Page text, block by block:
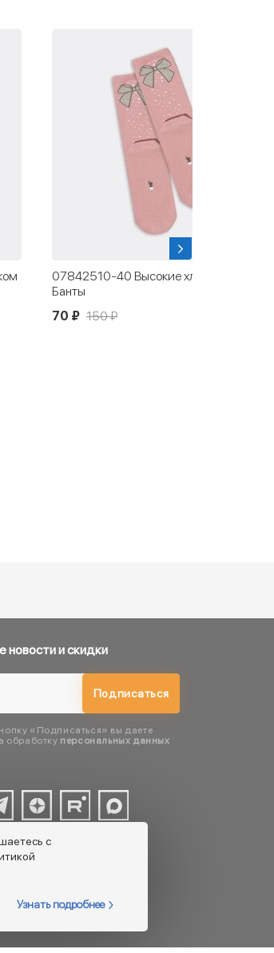
07842610-40 Носки детские
хлопковые розовые
100 ₽ 200 ₽
новости и скидки
Подписаться
«Подписаться» вы даете
обработку персональных данных
с
Узнать подробнее